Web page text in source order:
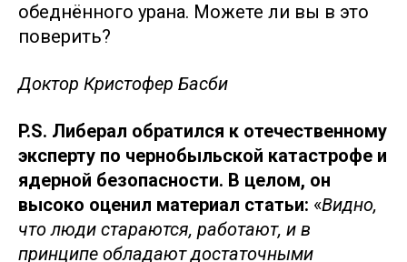
обеднённого урана. Можете ли вы в это
поверить?
Доктор Кристофер Басби
P.S. Либерал обратился к отечественному
эксперту по чернобыльской катастрофе и
ядерной безопасности. В целом, он
высоко оценил материал статьи: «Видно,
что люди стараются, работают, и в
принципе обладают достаточными